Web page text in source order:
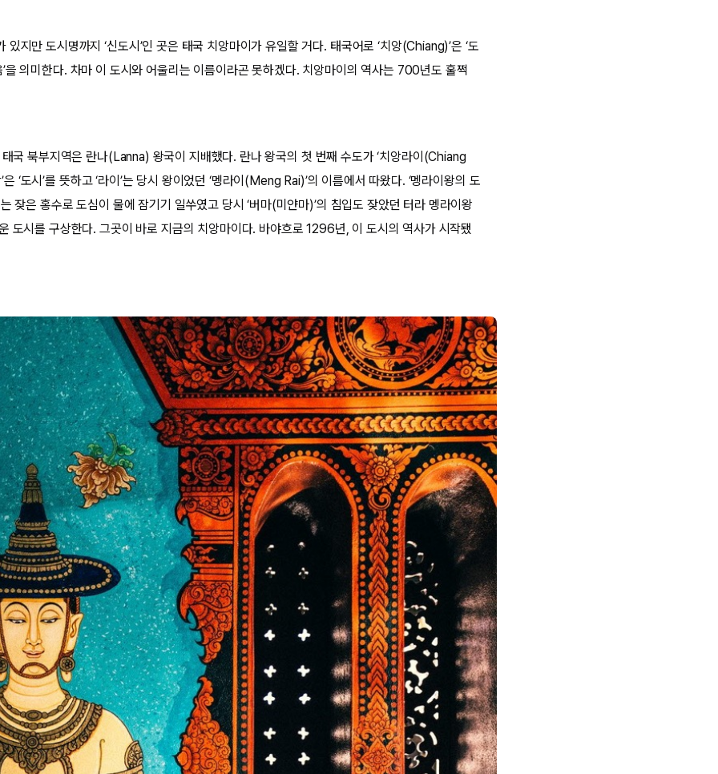
있지만 도시명까지 ‘신도시’인 곳은 태국 치앙마이가 유일할 거다. 태국어로 ‘치앙(Chiang)’은 ‘도
’을 의미한다. 차마 이 도시와 어울리는 이름이라곤 못하겠다. 치앙마이의 역사는 700년도 훌쩍
국 북부지역은 란나(Lanna) 왕국이 지배했다. 란나 왕국의 첫 번째 수도가 ‘치앙라이(Chiang
은 ‘도시’를 뜻하고 ‘라이’는 당시 왕이었던 ‘멩라이(Meng Rai)’의 이름에서 따왔다. ‘멩라이왕의 도
잦은 홍수로 도심이 물에 잠기기 일쑤였고 당시 ‘버마(미얀마)’의 침입도 잦았던 터라 멩라이왕
도시를 구상한다. 그곳이 바로 지금의 치앙마이다. 바야흐로 1296년, 이 도시의 역사가 시작됐